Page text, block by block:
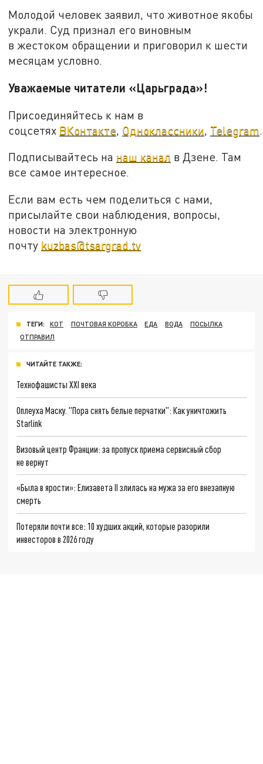
Молодой человек заявил, что животное якобы
украли. Суд признал его виновным
в жестоком обращении и приговорил к шести
месяцам условно.
Уважаемые читатели «Царьграда»!
Присоединяйтесь к нам в
соцсетях ВКонтакте Одноклассники Telegram
Подписывайтесь на наш канал в Дзене. Там
все самое интересное.
Если вам есть чем поделиться с нами,
присылайте свои наблюдения, вопросы,
новости на электронную
почту kuzbas@tsargrad.tv
ТЕГИ: КОТ ПОЧТОВАЯ КОРОБКА ЕДА ВОДА
ПОСЫЛКА
ОТПРАВИЛ
ЧИТАЙТЕ ТАКЖЕ:
Технофашисты XXI века
Оплеуха Маску. "Пора снять белые перчатки": Как уничтожить
Starlink
Визовый центр Франции: за пропуск приема сервисный сбор
не вернут
«Была в ярости»: Елизавета II злилась на мужа за его внезапную
смерть
Потеряли почти все: 10 худших акций, которые разорили
инвесторов в 2026 году